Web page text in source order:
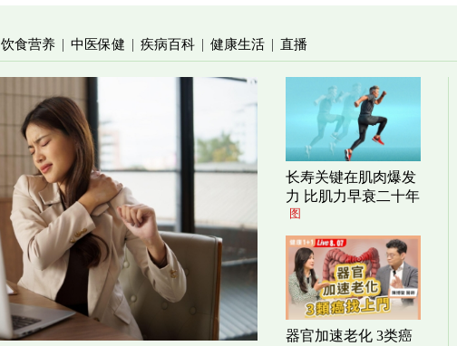
饮食营养 | 中医保健 | 疾病百科 | 健康生活 | 直播
长寿关键在肌肉爆发
力 比肌力早衰二十年
图
器官加速老化 3类癌